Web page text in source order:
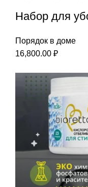
Набор для
Порядок в доме
16,800.00 ₽